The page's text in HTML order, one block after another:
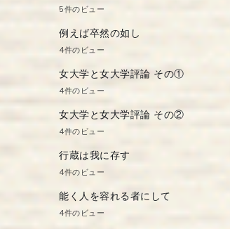
5件のビュー
例えば卒然の如し
4件のビュー
女大学と女大学評論 その①
4件のビュー
女大学と女大学評論 その②
4件のビュー
行蔵は我に存す
4件のビュー
能く人を容れる者にして
4件のビュー